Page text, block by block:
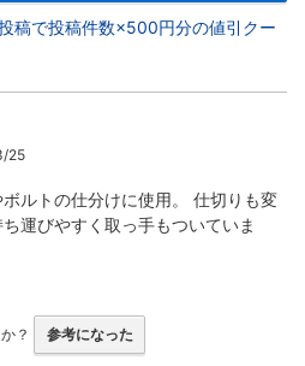
稿で投稿件数×500円分の値引クー
5
25
ルトの仕分けに使用。 仕切りも変
運びやすく取っ手もついていま
？ 参考になった